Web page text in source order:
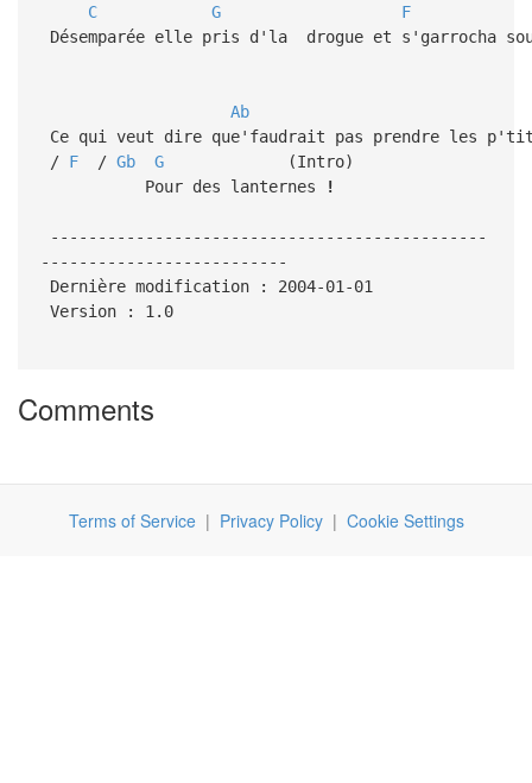
C
G
F
Désemparée elle pris d'la drogue et s'garrocha
AbG(sus4)
Ce qui veut dire que'faudrait pas prendre les
/ F/ Gb G(Intro)
Pour des lanternes
!
----------------------------------------------
--------------------------
Dernière modification : 2004-01-01
Version : 1.0
Comments
Terms of Service| Privacy Policy| Cookie Settings